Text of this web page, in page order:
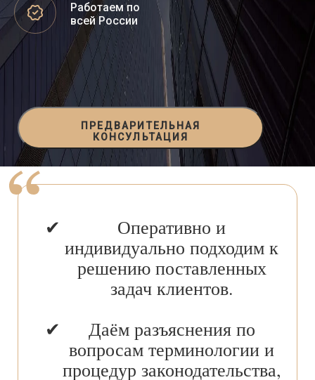
Работаем по
всей России
ПРЕДВАРИТЕЛЬНАЯ
КОНСУЛЬТАЦИЯ
Оперативно и
индивидуально подходим к
решению поставленных
задач клиентов.
Даём разъяснения по
вопросам терминологии и
процедур законодательства,